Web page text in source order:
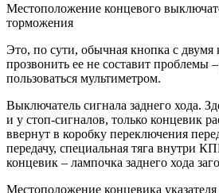
Местоположение концевого
торможения
Это, по сути, обычная кнопка с двумя
прозвонить ее не составит проблемы
пользоваться мультиметром.
Выключатель сигнала заднего хода.
и у стоп-сигналов, только концевик
ввернут в коробку переключения
передачу, специальная тяга внутри
концевик – лампочка заднего хода
Местоположение концевика указателя